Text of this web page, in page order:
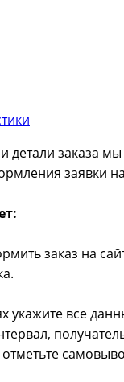
детали заказа
заявки
заказ на
укажите все